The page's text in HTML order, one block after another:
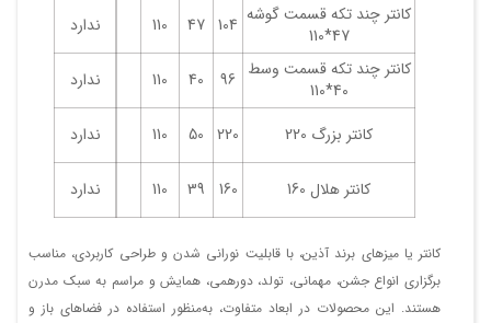
کانتر چند تکه قسمت گوشه
47*110
104
47
110
ندارد
کانتر چند تکه قسمت وسط
40*110
96
40
110 ندارد
کانتر بزرگ 220 220
50
110 ندارد
کانتر هلال 160 160
39
110 ندارد
کانتر یا میزهای برند آذین، با قابلیت نورانی شدن و طراحی کاربردی، مناسب
برگزاری انواع جشن، مهمانی، تولد، دورهمی، همایش و مراسم به سبک مدرن
هستند. این محصولات در ابعاد متفاوت، به‌منظور استفاده در فضاهای باز و